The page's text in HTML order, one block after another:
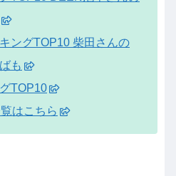
ングTOP10 柴田さんの
も
TOP10
はこちら